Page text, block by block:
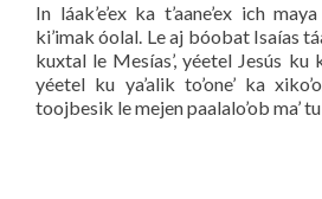
In láak’e’ex ka t’aane’ex ich
ki’imak óolal. Le aj bóobat Isaías
kuxtal le Mesías’, yéetel Jesús
yéetel ku ya’alik to’one’ ka
toojbesik le mejen paalalo’ob ma’ tu